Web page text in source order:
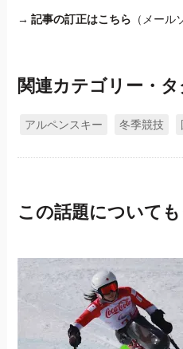
→ 記事の訂正はこちら （メール
関連カテゴリー・
アルペンスキー 冬季競技
この話題について